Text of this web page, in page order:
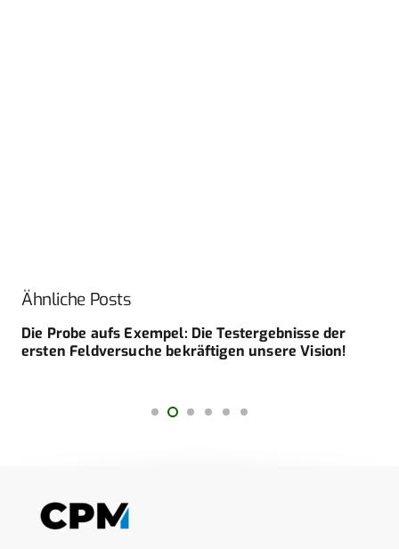
Ähnliche Posts
Die Probe aufs Exempel: Die Testergebnisse der
ersten Feldversuche bekräftigen unsere Vision!